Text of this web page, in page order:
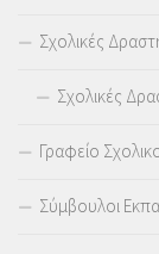
Σχολικές
Σχολικές
Γραφείο
Σύμβουλοι